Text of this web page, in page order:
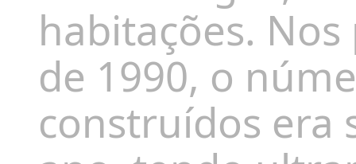
habitações.
de 1990, o
construídos era